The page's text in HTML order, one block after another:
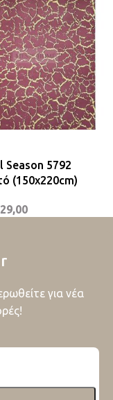
Season 5792
(150x220cm)
29,00
για νέα